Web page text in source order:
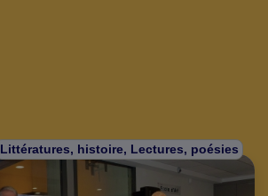
Littératures, histoire, Lectures, poésies